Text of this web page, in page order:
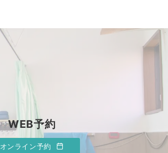
WEB予約
オンライン予約